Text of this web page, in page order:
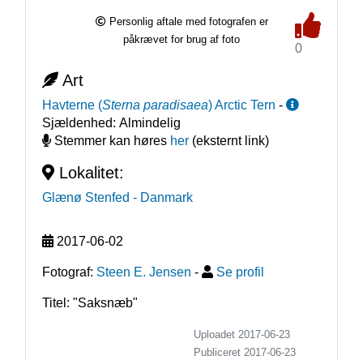
Personlig aftale med fotografen er
påkrævet for brug af foto
0
Art
Havterne (Sterna paradisaea)Arctic Tern -
Sjældenhed: Almindelig
Stemmer kan høres her(eksternt link)
Lokalitet:
Glænø Stenfed - Danmark
2017-06-02
Fotograf: Steen E. Jensen - Se profil
Titel: "Saksnæb"
Uploadet 2017-06-23
Publiceret 2017-06-23